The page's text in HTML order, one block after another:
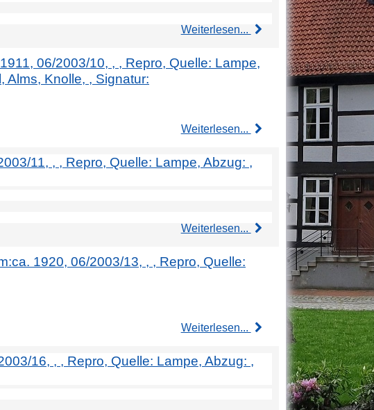
Weiterlesen...
06/2003/10, , , Repro, Quelle: Lampe,
Alms, Knolle, , Signatur:
Weiterlesen...
11, , , Repro, Quelle: Lampe, Abzug: ,
Weiterlesen...
1920, 06/2003/13, , , Repro, Quelle:
Weiterlesen...
16, , , Repro, Quelle: Lampe, Abzug: ,